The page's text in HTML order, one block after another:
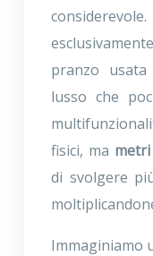
pranzo
lusso che
fisici, ma
di svolgere
Immaginiamo